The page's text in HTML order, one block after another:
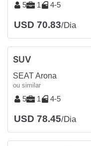
5 1 4-5
USD 70.83/Dia
SUV
SEAT Arona
ou similar
5 1 4-5
USD 78.45/Dia